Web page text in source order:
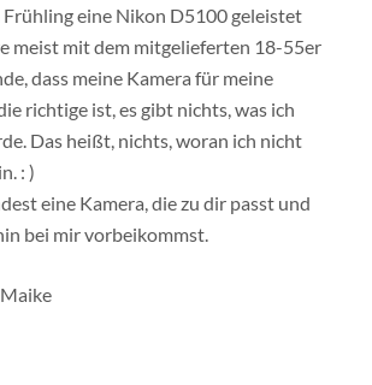
Frühling eine Nikon D5100 geleistet
meist mit dem mitgelieferten 18-55er
dass meine Kamera für meine
richtige ist, es gibt nichts, was ich
Das heißt, nichts, woran ich nicht
: )
eine Kamera, die zu dir passt und
bei mir vorbeikommst.